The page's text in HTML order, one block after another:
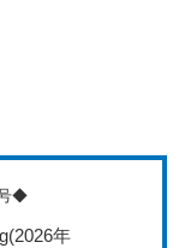
◆
(2026年